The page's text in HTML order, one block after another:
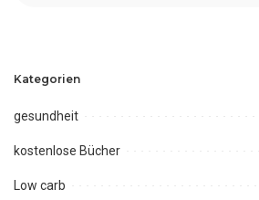
Kategorien
gesundheit
kostenlose Bücher
Low carb